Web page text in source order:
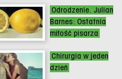
Odrodzenie. Julian
Barnes: Ostatnia
miłość pisarza
Chirurgia w jeden
dzień